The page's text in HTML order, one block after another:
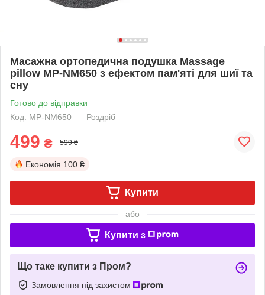
Масажна ортопедична подушка Massage
pillow MP-NM650 з ефектом пам'яті для шиї та
сну
Готово до відправки
Код: MP-NM650
Роздріб
499 ₴ 599 ₴
Економія 100 ₴
Купити
або
Купити з
Що таке купити з Пром?
Замовлення під захистом